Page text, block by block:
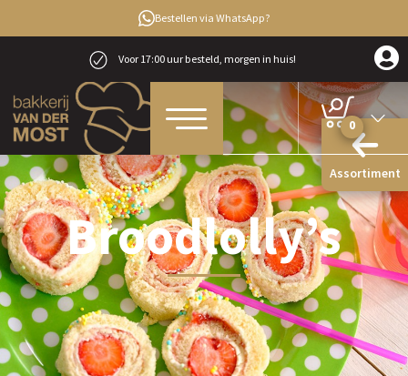
Bestellen via WhatsApp?
Voor 17:00 uur besteld, morgen in huis!
0
Assortiment
Broodlolly’s